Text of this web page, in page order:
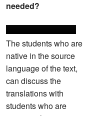
needed?
The students who are
native in the source
language of the text,
can discuss the
translations with
students who are